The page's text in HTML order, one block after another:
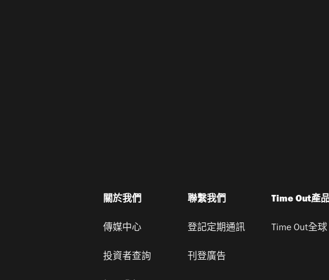
關於我們
傳媒中心
投資者查詢
聯繫我們
登記定期通訊
刊登廣告
Time Out產
Time Out全球